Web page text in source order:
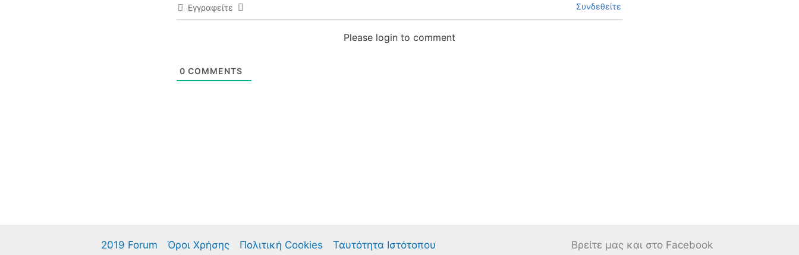
Εγγραφείτε Συνδεθείτε
Please login to comment
0 COMMENTS
2019 Forum Όροι Χρήσης Πολιτική Cookies Ταυτότητα Ιστότοπου Βρείτε μας και στο Facebook